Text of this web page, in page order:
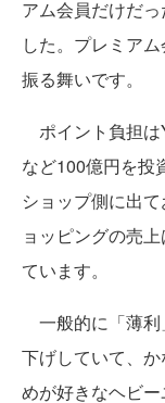
アム会員だけだ
した。プレミア
振る舞いです。
ポイント負担は
など100億円を投
ショップ側に出
ョッピングの売
ています。
一般的に「薄利
下げしていて、
めが好きなヘビ